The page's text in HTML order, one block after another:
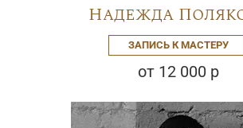
Надежда
ЗАПИСЬ К МАСТЕРУ
от 12 000 р